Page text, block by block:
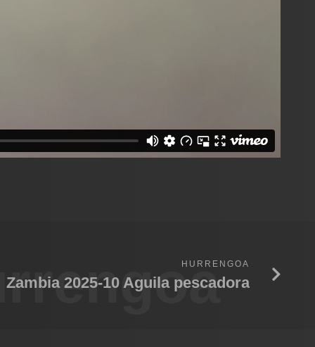
HURRENGOA
Zambia 2025-10 Aguila pescadora